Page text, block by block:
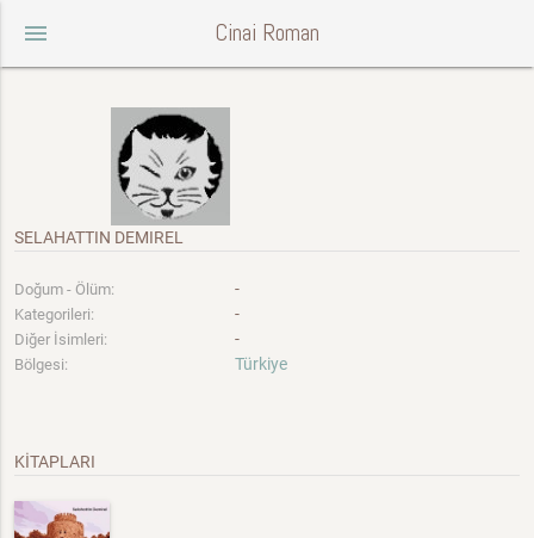
menu Cinai Roman
SELAHATTIN DEMIREL
Doğum - Ölüm: -
Kategorileri: -
Diğer İsimleri: -
Bölgesi: Türkiye
KİTAPLARI